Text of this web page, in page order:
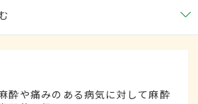
酔や痛みのある病気に対して麻酔